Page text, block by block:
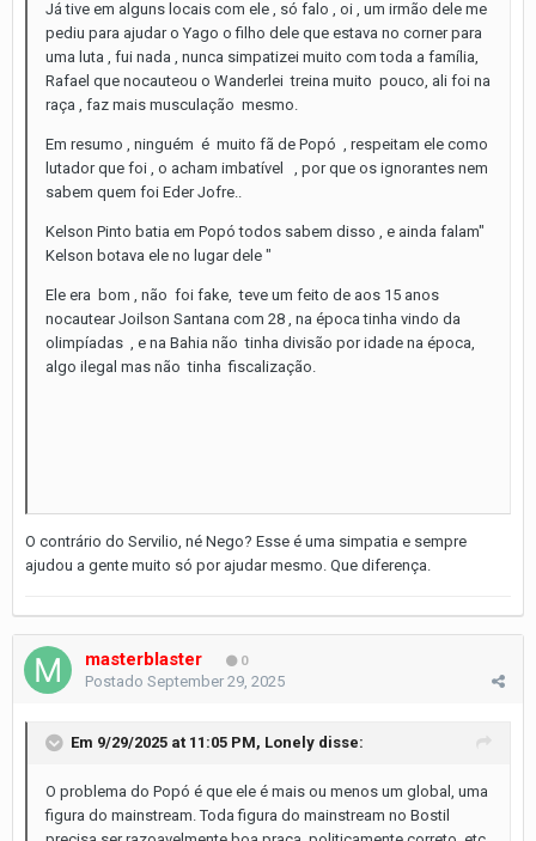
Já tive em alguns locais com ele , só falo , oi , um irmão dele me
pediu para ajudar o Yago o filho dele que estava no corner para
uma luta , fui nada , nunca simpatizei muito com toda a família,
Rafael que nocauteou o Wanderlei treina muito pouco, ali foi na
raça , faz mais musculação mesmo.
Em resumo , ninguém é muito fã de Popó , respeitam ele como
lutador que foi , o acham imbatível , por que os ignorantes nem
sabem quem foi Eder Jofre..
Kelson Pinto batia em Popó todos sabem disso , e ainda falam"
Kelson botava ele no lugar dele "
Ele era bom , não foi fake, teve um feito de aos 15 anos
nocautear Joilson Santana com 28 , na época tinha vindo da
olimpíadas , e na Bahia não tinha divisão por idade na época,
algo ilegal mas não tinha fiscalização.
O contrário do Servilio, né Nego? Esse é uma simpatia e sempre
ajudou a gente muito só por ajudar mesmo. Que diferença.
masterblaster 0
Postado September 29, 2025
Em 9/29/2025 at 11:05 PM, Lonely disse:
O problema do Popó é que ele é mais ou menos um global, uma
figura do mainstream. Toda figura do mainstream no Bostil